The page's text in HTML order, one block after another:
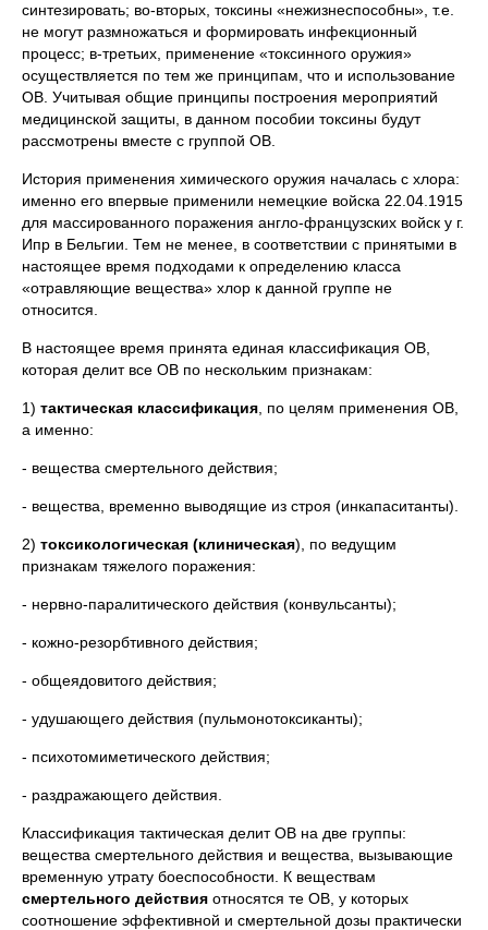
синтезировать; во-вторых, токсины «нежизнеспособны», т.е.
не могут размножаться и формировать инфекционный
процесс; в-третьих, применение «токсинного оружия»
осуществляется по тем же принципам, что и использование
ОВ. Учитывая общие принципы построения мероприятий
медицинской защиты, в данном пособии токсины будут
рассмотрены вместе с группой ОВ.
История применения химического оружия началась с хлора:
именно его впервые применили немецкие войска 22.04.1915
для массированного поражения англо-французских войск у г.
Ипр в Бельгии. Тем не менее, в соответствии с принятыми в
настоящее время подходами к определению класса
«отравляющие вещества» хлор к данной группе не
относится.
В настоящее время принята единая классификация ОВ,
которая делит все ОВ по нескольким признакам:
1) тактическая классификация , по целям применения ОВ,
а именно:
- вещества смертельного действия;
- вещества, временно выводящие из строя (инкапаситанты).
2) токсикологическая (клиническая), по ведущим
признакам тяжелого поражения:
- нервно-паралитического действия (конвульсанты);
- кожно-резорбтивного действия;
- общеядовитого действия;
- удушающего действия (пульмонотоксиканты);
- психотомиметического действия;
- раздражающего действия.
Классификация тактическая делит ОВ на две группы:
вещества смертельного действия и вещества, вызывающие
временную утрату боеспособности. К веществам
смертельного действия относятся те ОВ, у которых
соотношение эффективной и смертельной дозы практически